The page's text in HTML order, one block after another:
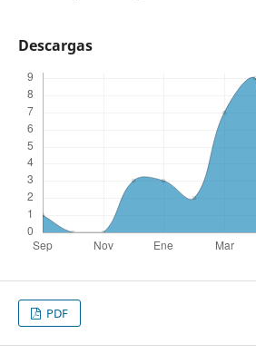
Descargas
PDF